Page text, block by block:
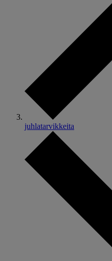
juhlatarvikkeita